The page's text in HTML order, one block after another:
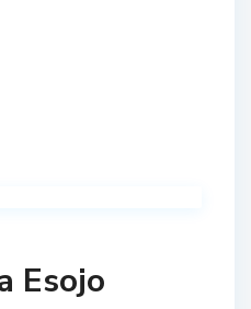
Esojo